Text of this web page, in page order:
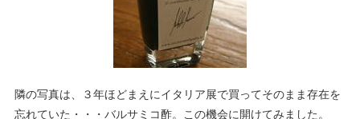
隣の写真は、３年ほどまえにイタリア展で買ってそのまま存在を
忘れていた・・・バルサミコ酢。この機会に開けてみました。